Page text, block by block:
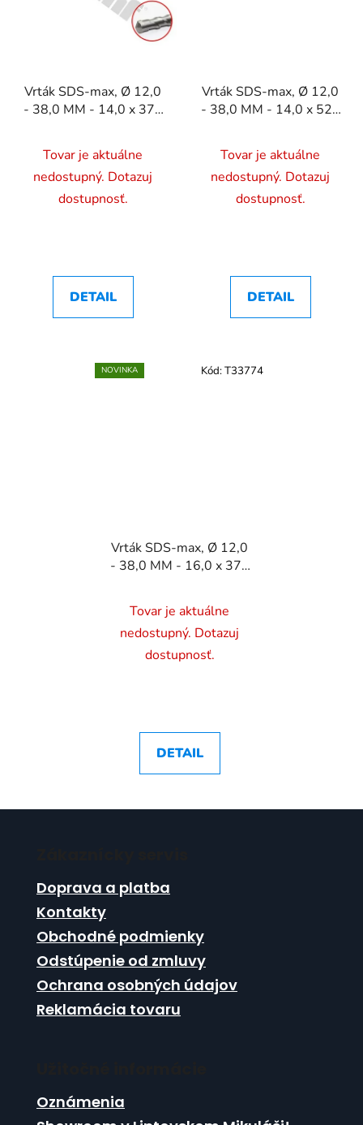
Vrták SDS-max, Ø 12,0
- 38,0 MM - 14,0 x 370
Tovar je aktuálne
nedostupný. Dotazuj
dostupnosť.
DETAIL
Vrták SDS-max, Ø 12,0
- 38,0 MM - 14,0 x 520
Tovar je aktuálne
nedostupný. Dotazuj
dostupnosť.
DETAIL
NOVINKA
Vrták SDS-max, Ø 12,0
- 38,0 MM - 16,0 x 370
Tovar je aktuálne
nedostupný. Dotazuj
dostupnosť.
DETAIL
Kód:T33774
Doprava a platba
Kontakty
Obchodné podmienky
Odstúpenie od zmluvy
Ochrana osobných údajov
Reklamácia tovaru
Oznámenia